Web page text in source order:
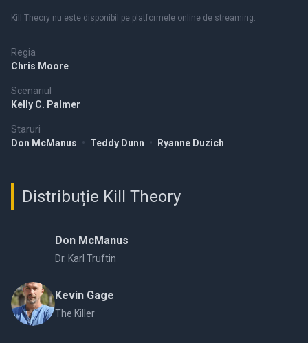
Regia
Chris Moore
Scenariul
Kelly C. Palmer
Staruri
Don McManus • Teddy Dunn • Ryanne Duzich
Kill Theory nu este disponibil pe platformele online de streaming.
Distribuție Kill Theory
Don McManus
Dr. Karl Truftin
Kevin Gage
The Killer